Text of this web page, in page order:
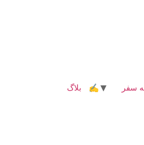
سفر ✍ بلاگ